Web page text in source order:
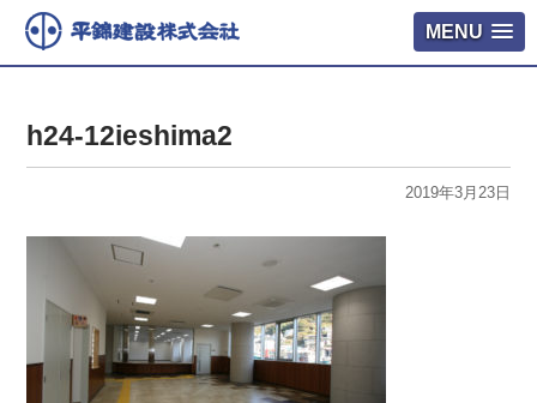
MENU
h24-12ieshima2
2019年3月23日